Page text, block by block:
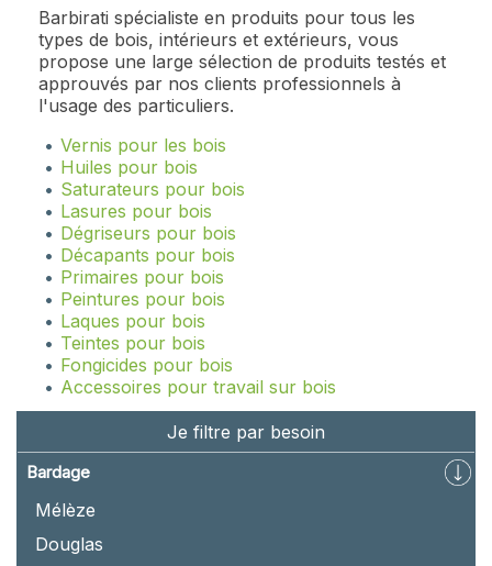
Je filtre par besoin
Bardage
Mélèze
Douglas
Barbirati spécialiste en produits pour tous les
types de bois, intérieurs et extérieurs, vous
propose une large sélection de produits testés et
approuvés par nos clients professionnels à
l'usage des particuliers.
Vernis pour les bois
Huiles pour bois
Saturateurs pour bois
Lasures pour bois
Dégriseurs pour bois
Décapants pour bois
Primaires pour bois
Peintures pour bois
Laques pour bois
Teintes pour bois
Fongicides pour bois
Accessoires pour travail sur bois